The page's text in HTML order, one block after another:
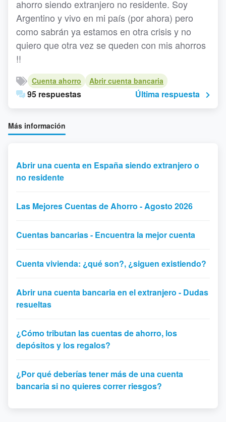
ahorro siendo extranjero no residente. Soy
Argentino y vivo en mi país (por ahora) pero
como sabrán ya estamos en otra crisis y no
quiero que otra vez se queden con mis ahorros
!!
Cuenta ahorro Abrir cuenta bancaria
95 respuestas Última respuesta
Más información
Abrir una cuenta en España siendo extranjero o
no residente
Las Mejores Cuentas de Ahorro - Agosto 2026
Cuentas bancarias - Encuentra la mejor cuenta
Cuenta vivienda: ¿qué son?, ¿siguen existiendo?
Abrir una cuenta bancaria en el extranjero - Dudas
resueltas
¿Cómo tributan las cuentas de ahorro, los
depósitos y los regalos?
¿Por qué deberías tener más de una cuenta
bancaria si no quieres correr riesgos?